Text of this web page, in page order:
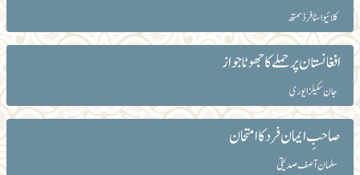
کلائیو اسٹافرڈ سمتھ
افغانستان پر حملے کا جھوٹا جواز
جان سکیلز ایوری
صاحبِ ایمان فرد کا امتحان
سلمان آصف صدیقی